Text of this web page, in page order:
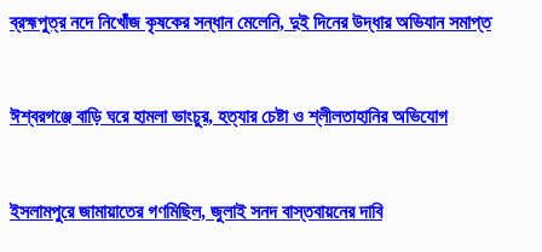
ব্রহ্মপুত্র নদে নিখোঁজ কৃষকের সন্ধান মেলেনি, দুই দিনের উদ্ধার অভিযান সমাপ্ত
ঈশ্বরগঞ্জে বাড়ি ঘরে হামলা ভাংচুর, হত্যার চেষ্টা ও শ্লীলতাহানির অভিযোগ
ইসলামপুরে জামায়াতের গণমিছিল, জুলাই সনদ বাস্তবায়নের দাবি